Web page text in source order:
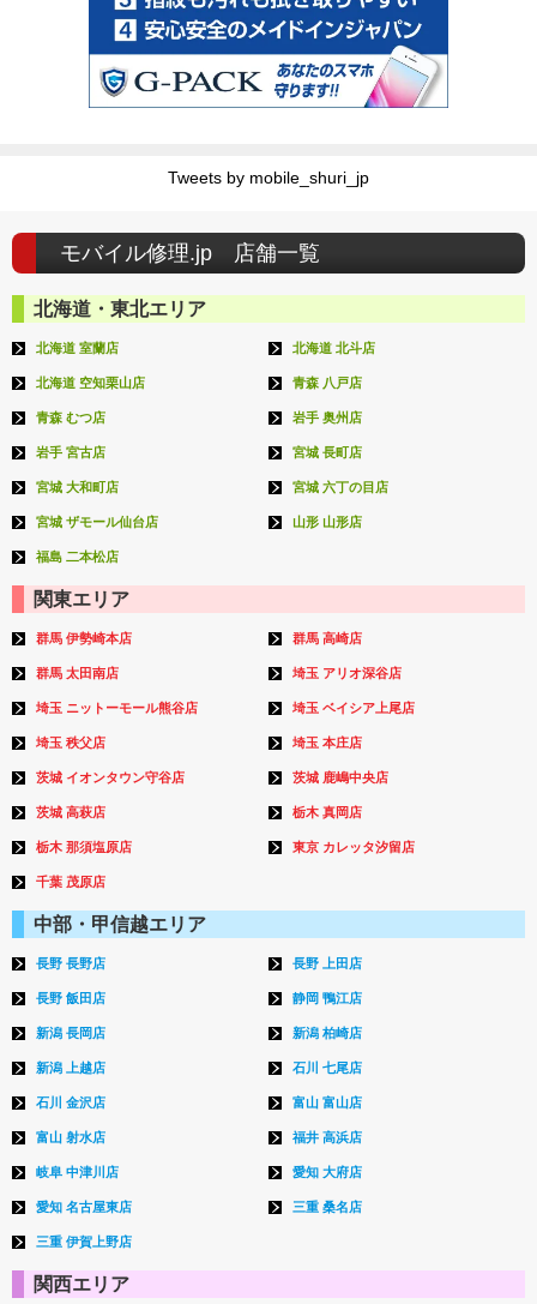
Tweets by mobile_shuri_jp
モバイル修理.jp 店舗一覧
北海道・東北エリア
北海道 室蘭店 北海道 北斗店
北海道 空知栗山店 青森 八戸店
青森 むつ店 岩手 奥州店
岩手 宮古店 宮城 長町店
宮城 大和町店 宮城 六丁の目店
宮城 ザモール仙台店 山形 山形店
福島 二本松店
関東エリア
群馬 伊勢崎本店 群馬 高崎店
群馬 太田南店 埼玉 アリオ深谷店
埼玉 ニットーモール熊谷店 埼玉 ベイシア上尾店
埼玉 秩父店 埼玉 本庄店
茨城 イオンタウン守谷店 茨城 鹿嶋中央店
茨城 高萩店 栃木 真岡店
栃木 那須塩原店 東京 カレッタ汐留店
千葉 茂原店
中部・甲信越エリア
長野 長野店 長野 上田店
長野 飯田店 静岡 鴨江店
新潟 長岡店 新潟 柏崎店
新潟 上越店 石川 七尾店
石川 金沢店 富山 富山店
富山 射水店 福井 高浜店
岐阜 中津川店 愛知 大府店
愛知 名古屋東店 三重 桑名店
三重 伊賀上野店
関西エリア